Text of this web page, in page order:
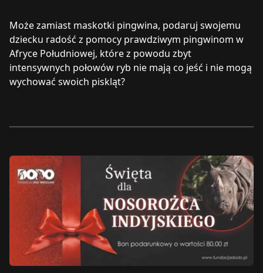
Może zamiast maskotki pingwina, podaruj swojemu
dziecku radość z pomocy prawdziwym pingwinom w
Afryce Południowej, które z powodu zbyt
intensywnych połowów ryb nie mają co jeść i nie mogą
wychować swoich piskląt?